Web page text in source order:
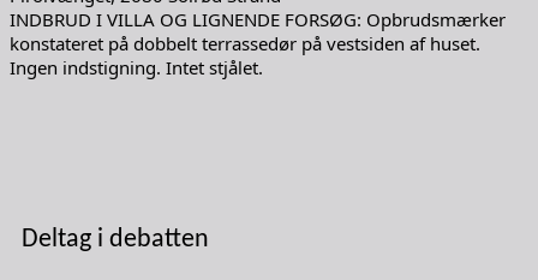
INDBRUD I VILLA OG LIGNENDE FORSØG: Opbrudsmærker
konstateret på dobbelt terrassedør på vestsiden af huset.
Ingen indstigning. Intet stjålet.
Deltag i debatten